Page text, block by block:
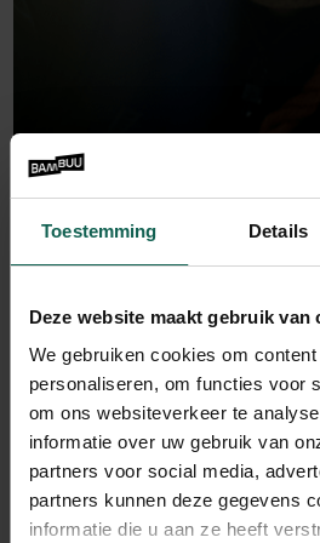
Toestemming Details
Deze website maakt gebruik van
We gebruiken cookies om
personaliseren, om functies voor
om ons websiteverkeer te
informatie over uw gebruik van
partners voor social media,
partners kunnen deze gegevens
informatie die u aan ze heeft
Emerce100!
Bambuu Nieuws